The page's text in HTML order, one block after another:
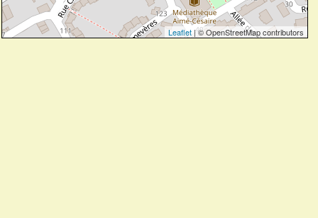
Leaflet | © OpenStreetMap contributors